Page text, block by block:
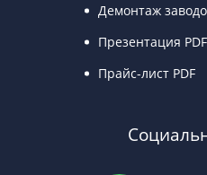
Демонтаж
Презентация PDF
Прайс-лист PDF